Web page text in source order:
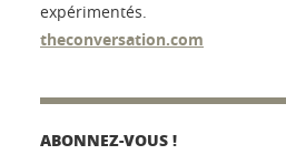
expérimentés.
theconversation.com
ABONNEZ-VOUS !